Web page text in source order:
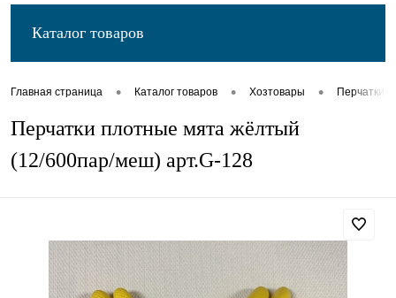
Каталог товаров
Главная страница • Каталог товаров • Хозтовары • Перчатки
Перчатки плотные мята жёлтый
(12/600пар/меш) арт.G-128